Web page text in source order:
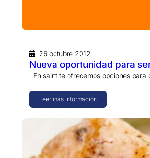
26 octubre 2012
Nueva oportunidad para
En saint te ofrecemos opciones
Leer más información